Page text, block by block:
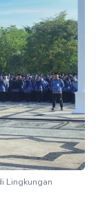
Lingkungan